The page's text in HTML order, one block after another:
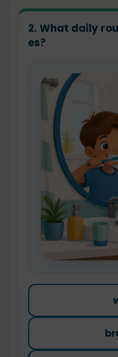
2. What daily
es?